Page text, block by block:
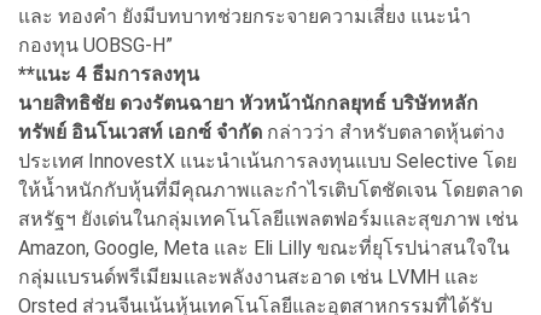
และ ทองคำ ยังมีบทบาทช่วยกระจายความเสี่ยง แนะนำ
กองทุน UOBSG-H”
**แนะ 4 ธีมการลงทุน
นายสิทธิชัย ดวงรัตนฉายา หัวหน้านักกลยุทธ์ บริษัทหลัก
ทรัพย์ อินโนเวสท์ เอกซ์ จำกัด กล่าวว่า สำหรับตลาดหุ้นต่าง
ประเทศ InnovestX แนะนำเน้นการลงทุนแบบ Selective โดย
ให้น้ำหนักกับหุ้นที่มีคุณภาพและกำไรเติบโตชัดเจน โดยตลาด
สหรัฐฯ ยังเด่นในกลุ่มเทคโนโลยีแพลตฟอร์มและสุขภาพ เช่น
Amazon, Google, Meta และ Eli Lilly ขณะที่ยุโรปน่าสนใจใน
กลุ่มแบรนด์พรีเมียมและพลังงานสะอาด เช่น LVMH และ
Orsted ส่วนจีนเน้นหุ้นเทคโนโลยีและอุตสาหกรรมที่ได้รับ